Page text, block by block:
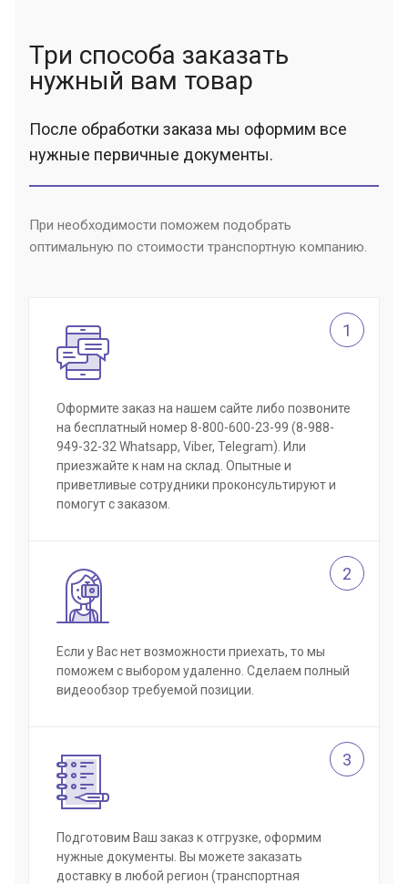
Три способа заказать
нужный вам товар
После обработки заказа мы оформим все
нужные первичные документы.
При необходимости поможем подобрать
оптимальную по стоимости транспортную компанию.
1
Оформите заказ на нашем сайте либо позвоните
на бесплатный номер 8-800-600-23-99 (8-988-
949-32-32 Whatsapp, Viber, Telegram). Или
приезжайте к нам на склад. Опытные и
приветливые сотрудники проконсультируют и
помогут с заказом.
2
Если у Вас нет возможности приехать, то мы
поможем с выбором удаленно. Сделаем полный
видеообзор требуемой позиции.
3
Подготовим Ваш заказ к отгрузке, оформим
нужные документы. Вы можете заказать
доставку в любой регион (транспортная